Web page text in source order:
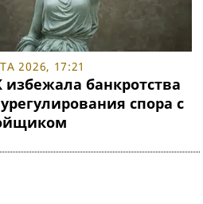
2026, 17:21
банкротства
спора с